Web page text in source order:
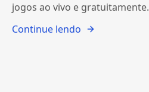
jogos ao vivo e gratuitamente.
Continue lendo